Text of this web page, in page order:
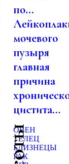
по...
мочевого
пузыря
главная
причина
цистита...
ОВЕН
ТЕЛЕЦ
БЛИЗНЕЦЫ
РАК